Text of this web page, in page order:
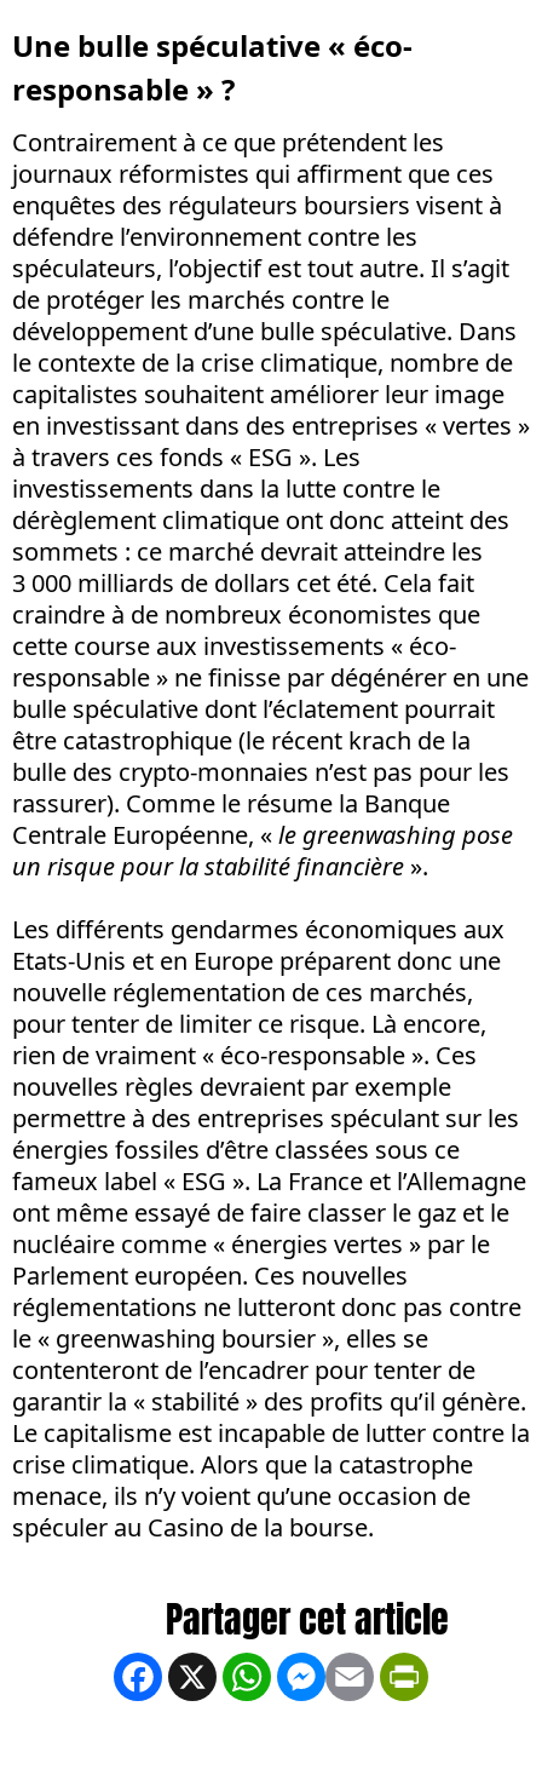
Une bulle spéculative « éco-
responsable » ?
Contrairement à ce que prétendent les
journaux réformistes qui affirment que ces
enquêtes des régulateurs boursiers visent à
défendre l’environnement contre les
spéculateurs, l’objectif est tout autre. Il s’agit
de protéger les marchés contre le
développement d’une bulle spéculative. Dans
le contexte de la crise climatique, nombre de
capitalistes souhaitent améliorer leur image
en investissant dans des entreprises « vertes »
à travers ces fonds « ESG ». Les
investissements dans la lutte contre le
dérèglement climatique ont donc atteint des
sommets : ce marché devrait atteindre les
3 000 milliards de dollars cet été. Cela fait
craindre à de nombreux économistes que
cette course aux investissements « éco-
responsable » ne finisse par dégénérer en une
bulle spéculative dont l’éclatement pourrait
être catastrophique (le récent krach de la
bulle des crypto-monnaies n’est pas pour les
rassurer). Comme le résume la Banque
Centrale Européenne, «le greenwashing pose
un risque pour la stabilité financière ».
Les différents gendarmes économiques aux
Etats-Unis et en Europe préparent donc une
nouvelle réglementation de ces marchés,
pour tenter de limiter ce risque. Là encore,
rien de vraiment « éco-responsable ». Ces
nouvelles règles devraient par exemple
permettre à des entreprises spéculant sur les
énergies fossiles d’être classées sous ce
fameux label « ESG ». La France et l’Allemagne
ont même essayé de faire classer le gaz et le
nucléaire comme « énergies vertes » par le
Parlement européen. Ces nouvelles
réglementations ne lutteront donc pas contre
le « greenwashing boursier », elles se
contenteront de l’encadrer pour tenter de
garantir la « stabilité » des profits qu’il génère.
Le capitalisme est incapable de lutter contre la
crise climatique. Alors que la catastrophe
menace, ils n’y voient qu’une occasion de
spéculer au Casino de la bourse.
Facebook
X WhatsApp
Messenger
Email